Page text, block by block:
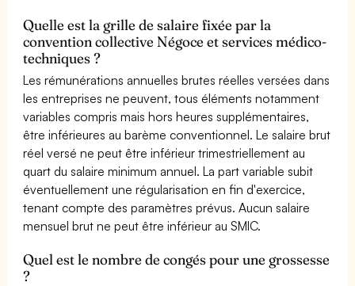
Quelle est la grille de salaire fixée par la
convention collective Négoce et services médico-
techniques ?
Les rémunérations annuelles brutes réelles versées dans
les entreprises ne peuvent, tous éléments notamment
variables compris mais hors heures supplémentaires,
être inférieures au barème conventionnel. Le salaire brut
réel versé ne peut être inférieur trimestriellement au
quart du salaire minimum annuel. La part variable subit
éventuellement une régularisation en fin d'exercice,
tenant compte des paramètres prévus. Aucun salaire
mensuel brut ne peut être inférieur au SMIC.
Quel est le nombre de congés pour une grossesse
?